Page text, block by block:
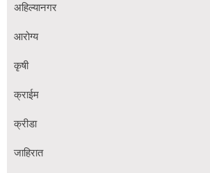
अहिल्यानगर
आरोग्य
कृषी
क्राईम
क्रीडा
जाहिरात